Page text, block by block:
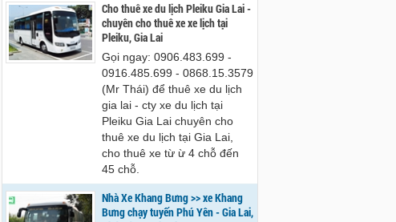
Cho thuê xe du lịch Pleiku Gia Lai -
chuyên cho thuê xe xe lịch tại
Pleiku, Gia Lai
Gọi ngay: 0906.483.699 -
0916.485.699 - 0868.15.3579
(Mr Thái) để thuê xe du lịch
gia lai - cty xe du lịch tại
Pleiku Gia Lai chuyên cho
thuê xe du lịch tại Gia Lai,
cho thuê xe từ ừ 4 chỗ đến
45 chỗ.
Nhà Xe Khang Bưng >> xe Khang
Bưng chạy tuyến Phú Yên - Gia Lai,